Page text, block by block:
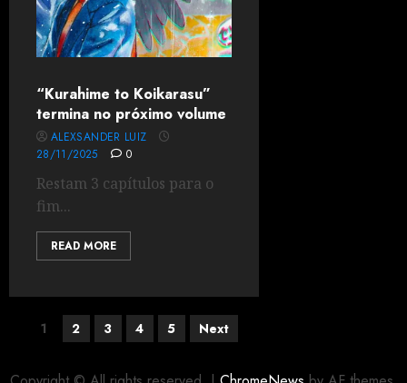
“Kurahime to Koikarasu”
termina no próximo volume
ALEXSANDER LUIZ
28/11/2025
0
Restam 3 capítulos para o
fim...
READ MORE
1 2 3 4 5 Next